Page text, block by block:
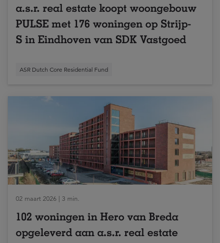
a.s.r. real estate koopt woongebouw
PULSE met 176 woningen op Strijp-
S in Eindhoven van SDK Vastgoed
ASR Dutch Core Residential Fund
02 maart 2026 | 3 min.
102 woningen in Hero van Breda
opgeleverd aan a.s.r. real estate